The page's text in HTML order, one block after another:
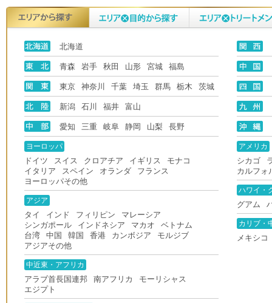
北海道
青森 岩手 秋田 山形 宮城 福島
東京 神奈川 千葉 埼玉 群馬 栃木 茨城
新潟 石川 福井 富山
愛知 三重 岐阜 静岡 山梨 長野
ヨーロッパ
ドイツ スイス クロアチア イギリス
モナコ
イタリア
スペイン オランダ
フランス
ヨーロッパその他
アジア
タイ インド フィリピン
マレーシア
シンガポール
インドネシア マカオ
ベトナム
台湾
中国 韓国 香港 カンボジア
モルジブ
アジアその他
中近東・アフリカ
アラブ首長国連邦 南アフリカ
モーリシャス
エジプト
アメリカ
シカゴ
カルフォ
ハワイ・
グアム
カリブ・
メキシコ